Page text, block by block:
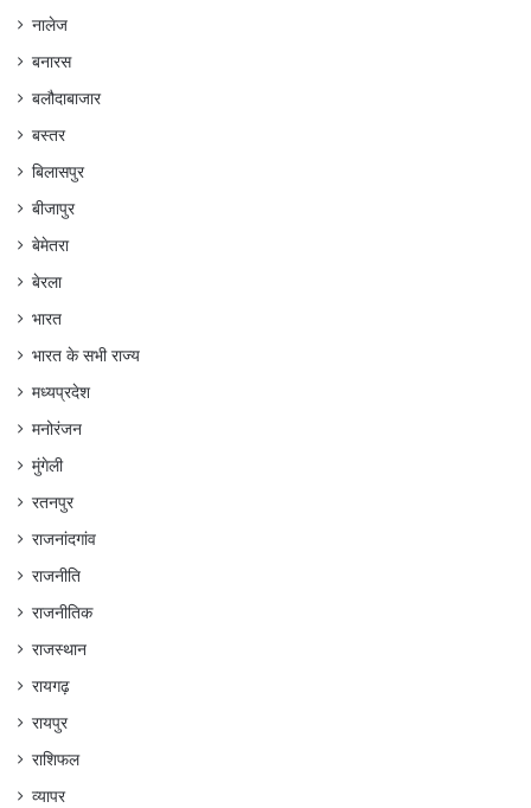
नालेज
बनारस
बलौदाबाजार
बस्तर
बिलासपुर
बीजापुर
बेमेतरा
बेरला
भारत
भारत के सभी राज्य
मध्यप्रदेश
मनोरंजन
मुंगेली
रतनपुर
राजनांदगांव
राजनीति
राजनीतिक
राजस्थान
रायगढ़
रायपुर
राशिफल
व्यापर